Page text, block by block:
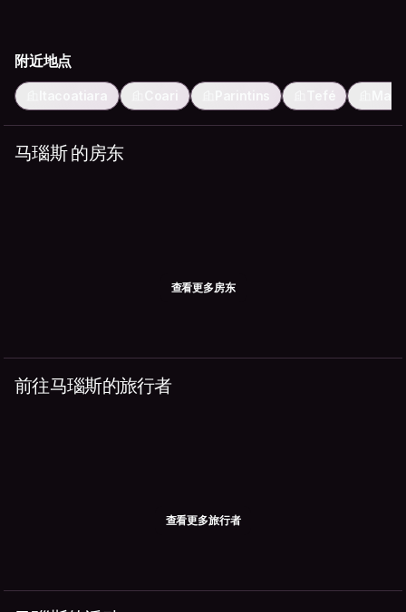
附近地点
Itacoatiara Coari Parintins Tefé
马瑙斯 的房东
查看更多房东
前往马瑙斯的旅行者
查看更多旅行者